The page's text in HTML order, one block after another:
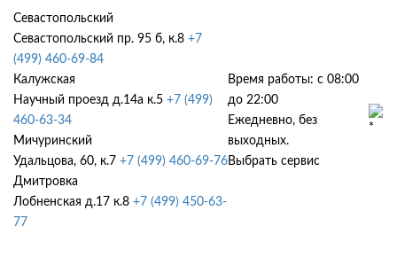
Севастопольский
Севастопольский пр. 95 б, к.8 +7
(499) 460-69-84
Калужская
Научный проезд д.14а к.5 +7 (499)
460-63-34
Мичуринский
Удальцова, 60, к.7 +7 (499) 460-69-76
Дмитровка
Лобненская д.17 к.8 +7 (499) 450-63-
77
Время работы: с 08:00
до 22:00
Ежедневно, без
выходных.
Выбрать сервис